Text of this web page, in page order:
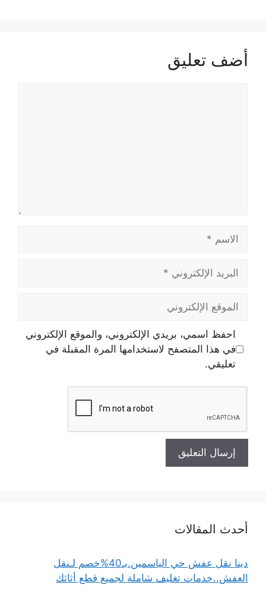
أضف تعليق
الإلكتروني
الإلكتروني
احفظ اسمي، بريدي الإلكتروني، والموقع الإلكتروني
في هذا المتصفح لاستخدامها المرة المقبلة في
تعليقي.
أحدث المقالات
دينا نقل عفش حي الياسمين.بـ40%خصم لـنقل
العفش..خدمات تغليف شاملة لجميع قطع أثاثك